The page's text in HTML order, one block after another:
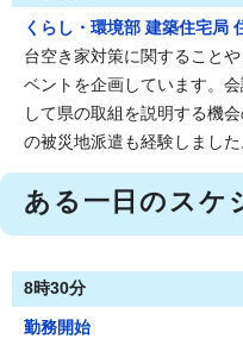
くらし・環境部 建築住宅局
台空き家対策に関すること
ベントを企画しています。
して県の取組を説明する機
の被災地派遣も経験しました
ある一日のスケ
8時30分
勤務開始